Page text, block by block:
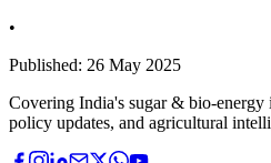
•
Published: 26 May 2025
Covering India's sugar & bio-
policy updates, and agricultural